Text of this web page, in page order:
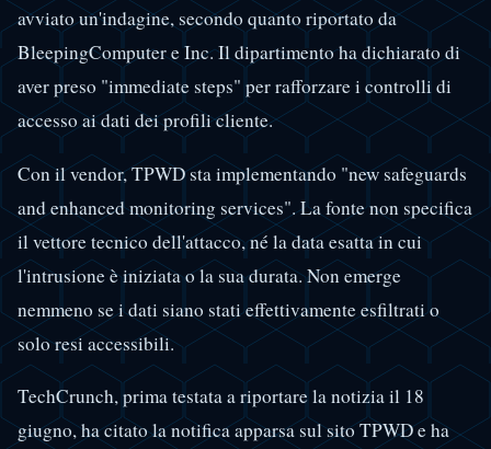
avviato un'indagine, secondo quanto riportato da
BleepingComputer e Inc. Il dipartimento ha dichiarato di
aver preso "immediate steps" per rafforzare i controlli di
accesso ai dati dei profili cliente.
Con il vendor, TPWD sta implementando "new safeguards
and enhanced monitoring services". La fonte non specifica
il vettore tecnico dell'attacco, né la data esatta in cui
l'intrusione è iniziata o la sua durata. Non emerge
nemmeno se i dati siano stati effettivamente esfiltrati o
solo resi accessibili.
TechCrunch, prima testata a riportare la notizia il 18
giugno, ha citato la notifica apparsa sul sito TPWD e ha